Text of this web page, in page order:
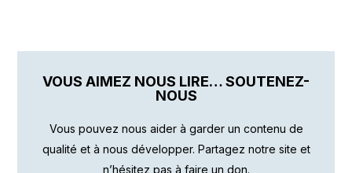
VOUS AIMEZ NOUS LIRE… SOUTENEZ-
NOUS
Vous pouvez nous aider à garder un contenu de
qualité et à nous développer. Partagez notre site et
n’hésitez pas à faire un don.